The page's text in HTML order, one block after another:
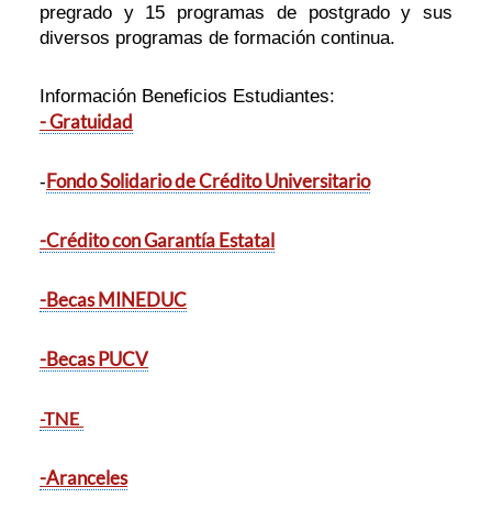
pregrado y 15 programas de postgrado y sus
diversos programas de formación continua.
Información Beneficios Estudiantes:
- Gratuidad
-Fondo Solidario de Crédito Universitario
-Crédito con Garantía Estatal
-Becas MINEDUC
-Becas PUCV
-TNE
-Aranceles